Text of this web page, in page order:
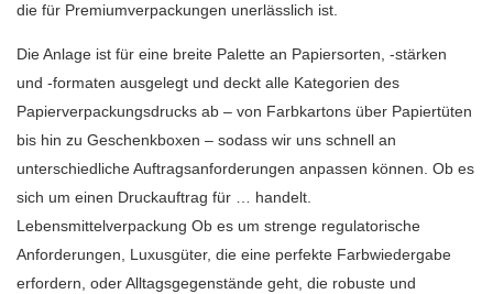
die für Premiumverpackungen unerlässlich ist.
Die Anlage ist für eine breite Palette an Papiersorten, -stärken
und -formaten ausgelegt und deckt alle Kategorien des
Papierverpackungsdrucks ab – von Farbkartons über Papiertüten
bis hin zu Geschenkboxen – sodass wir uns schnell an
unterschiedliche Auftragsanforderungen anpassen können. Ob es
sich um einen Druckauftrag für … handelt.
Lebensmittelverpackung Ob es um strenge regulatorische
Anforderungen, Luxusgüter, die eine perfekte Farbwiedergabe
erfordern, oder Alltagsgegenstände geht, die robuste und